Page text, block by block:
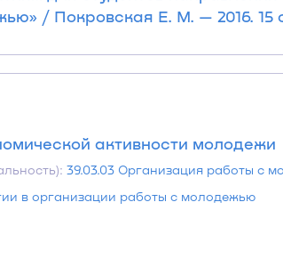
/ Покровская Е. М. — 2016. 15
активности молодежи
39.03.03 Организация работы с
в организации работы с молодежью